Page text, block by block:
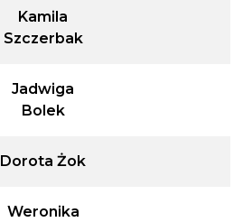
Kamila
Szczerbak
Jadwiga
Bolek
Dorota Żok
Weronika